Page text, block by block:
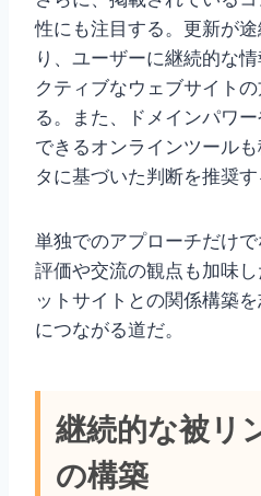
性にも注目する。更新が
り、ユーザーに継続的な
クティブなウェブサイト
る。また、ドメインパワ
できるオンラインツール
タに基づいた判断を推奨す
単独でのアプローチだけ
評価や交流の観点も加味
ットサイトとの関係構築
につながる道だ。
継続的な被リ
の構築